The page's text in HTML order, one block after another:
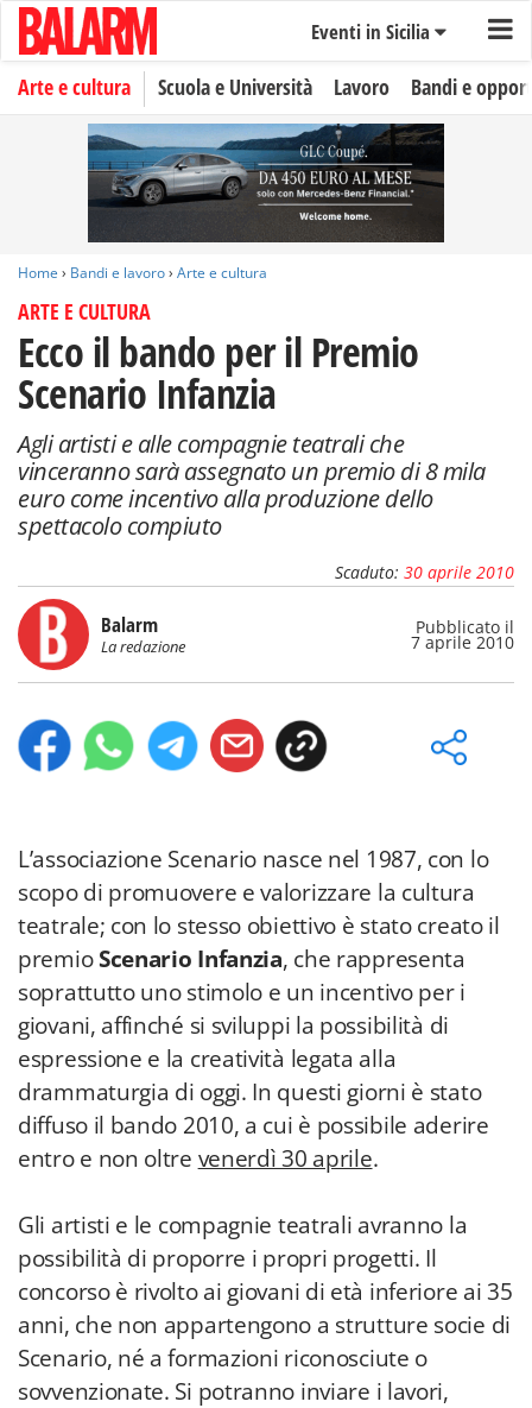
Eventi in Sicilia
Arte e cultura Scuola e Università Lavoro Bandi e
Home › Bandi e lavoro› Arte e cultura
ARTE E CULTURA
Ecco il bando per il Premio
Scenario Infanzia
Agli artisti e alle compagnie teatrali che
vinceranno sarà assegnato un premio di 8 mila
euro come incentivo alla produzione dello
spettacolo compiuto
Scaduto: 30 aprile 2010
Balarm
La redazione
Pubblicato il
7 aprile 2010
L’associazione Scenario nasce nel 1987, con lo
scopo di promuovere e valorizzare la cultura
teatrale; con lo stesso obiettivo è stato creato il
premioScenario Infanzia, che rappresenta
soprattutto uno stimolo e un incentivo per i
giovani, affinché si sviluppi la possibilità di
espressione e la creatività legata alla
drammaturgia di oggi. In questi giorni è stato
diffuso il bando 2010, a cui è possibile aderire
entro e non oltre venerdì 30 aprile.
Gli artisti e le compagnie teatrali avranno la
possibilità di proporre i propri progetti. Il
concorso è rivolto ai giovani di età inferiore ai 35
anni, che non appartengono a strutture socie di
Scenario, né a formazioni riconosciute o
sovvenzionate. Si potranno inviare i lavori,